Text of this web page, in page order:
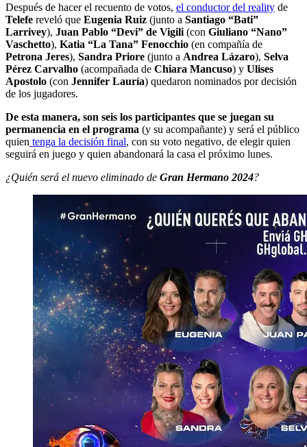
Después de hacer el recuento de votos, el conductor del reality de
Telefe reveló que Eugenia Ruiz (junto a Santiago “Bati”
Larrivey), Juan Pablo “Devi” de Vigili (con Giuliano “Nano”
Vaschetto), Katia “La Tana” Fenocchio (en compañía de
Petrona Jeres), Sandra Priore (junto a Andrea Lázaro), Selva
Pérez Carvalho (acompañada de Chiara Mancuso) y Ulises
Apostolo (con Jennifer Lauría) quedaron nominados por decisión
de los jugadores.
De esta manera, son seis los participantes que se juegan su
permanencia en el programa (y su acompañante) y será el público
quien tenga la decisión final, con su voto negativo, de elegir quien
seguirá en juego y quien abandonará la casa el próximo lunes.
¿Quién será el nuevo eliminado de Gran Hermano 2024?